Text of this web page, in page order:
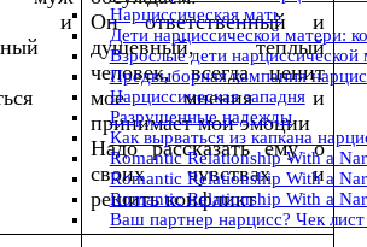
Нарциссическая мать
Дети нарциссической матери:
Взрослые дети нарциссической
Предвыборная кампания
Нарциссическая западня
Разрушенные надежды
Как вырваться из капкана
Romantic Relationship With a
Romantic Relationship With a
Romantic Relationship With a
Ваш партнер нарцисс? Чек
и
Он ответственный и
душевный, теплый
человек, всегда ценит
мое мнения и
принимает мои эмоции
Надо рассказать ему о
своих чувствах и
решить конфликт